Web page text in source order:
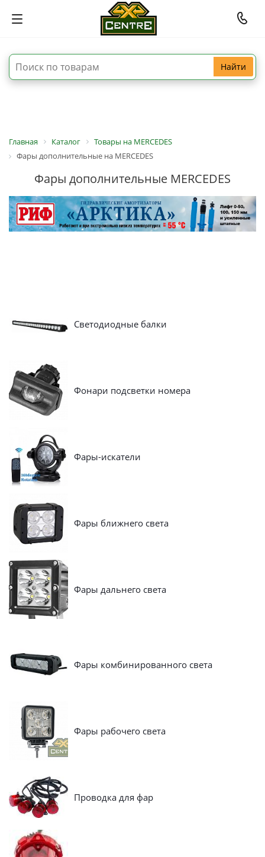
Найти
Главная Каталог
Товары на MERCEDES
Фары дополнительные на MERCEDES
Фары дополнительные MERCEDES
Светодиодные балки
Фонари подсветки номера
Фары-искатели
Фары ближнего света
Фары дальнего света
Фары комбинированного света
Фары рабочего света
Проводка для фар